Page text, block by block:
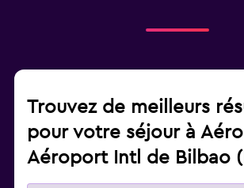
Trouvez de meilleurs
pour votre séjour à
Aéroport Intl de Bilbao